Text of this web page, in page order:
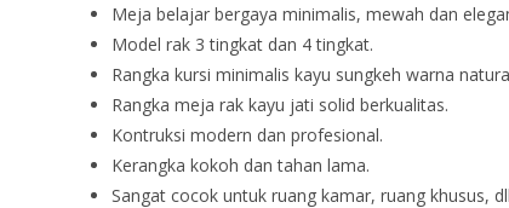
Meja belajar bergaya minimalis, mewah dan
Model rak 3 tingkat dan 4 tingkat.
Rangka kursi minimalis kayu sungkeh warna
Rangka meja rak kayu jati solid berkualitas.
Kontruksi modern dan profesional.
Kerangka kokoh dan tahan lama.
Sangat cocok untuk ruang kamar, ruang khusus,